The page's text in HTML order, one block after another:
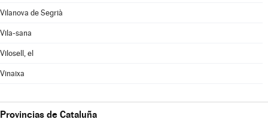
Vilanova de Segrià
Vila-sana
Vilosell, el
Vinaixa
Provincias de Cataluña